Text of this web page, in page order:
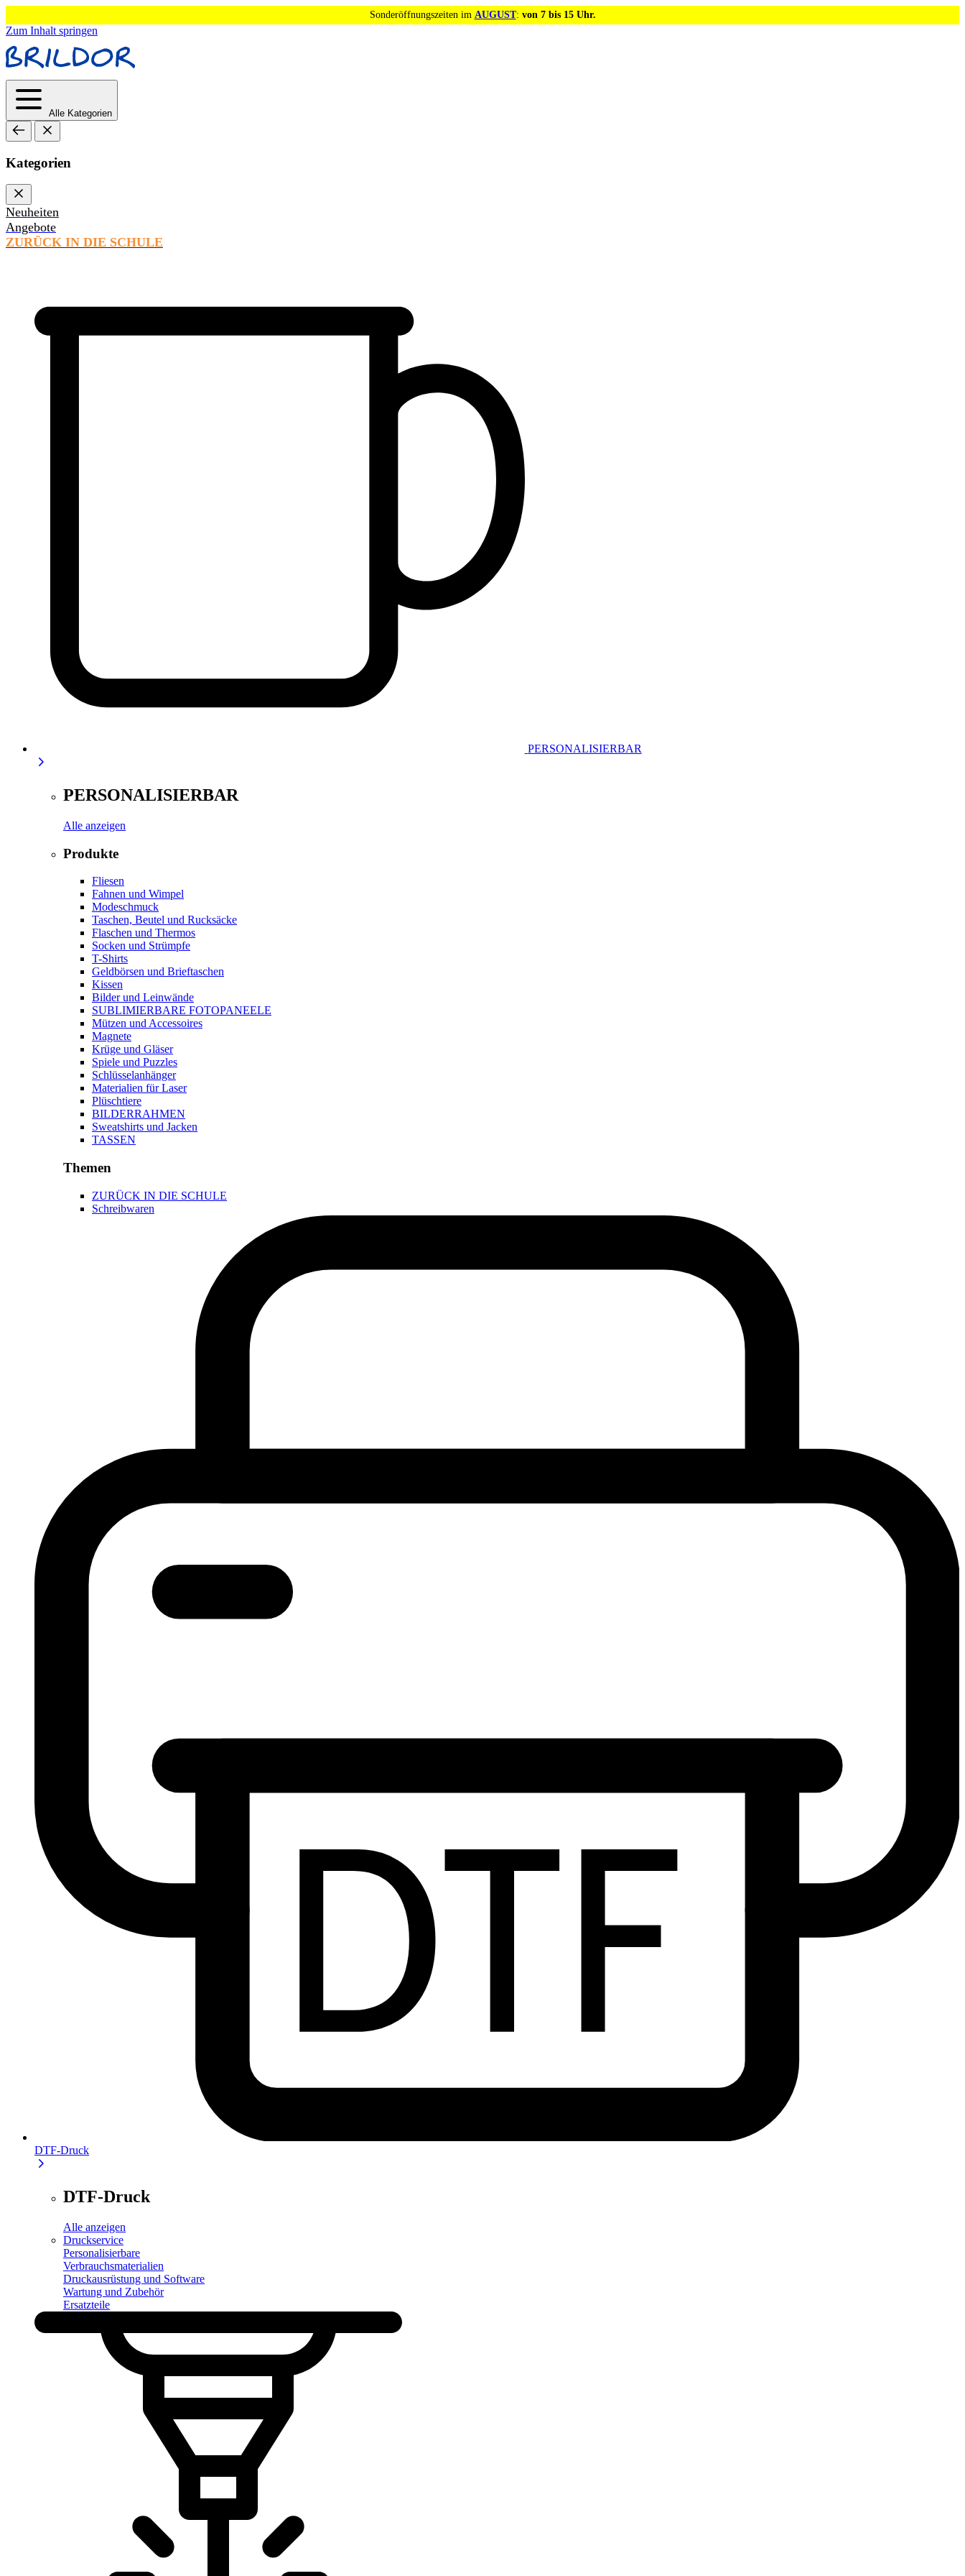
Sonderöffnungszeiten im AUGUST: von 7 bis 15 Uhr.
Zum Inhalt springen
Alle Kategorien
Kategorien
Neuheiten
Angebote
ZURÜCK IN DIE SCHULE
PERSONALISIERBAR
PERSONALISIERBAR
Alle anzeigen
Produkte
Fliesen
Fahnen und Wimpel
Modeschmuck
Taschen, Beutel und Rucksäcke
Flaschen und Thermos
Socken und Strümpfe
T-Shirts
Geldbörsen und Brieftaschen
Kissen
Bilder und Leinwände
SUBLIMIERBARE FOTOPANEELE
Mützen und Accessoires
Magnete
Krüge und Gläser
Spiele und Puzzles
Schlüsselanhänger
Materialien für Laser
Plüschtiere
BILDERRAHMEN
Sweatshirts und Jacken
TASSEN
Themen
ZURÜCK IN DIE SCHULE
Schreibwaren
DTF-Druck
DTF-Druck
Alle anzeigen
Druckservice
Personalisierbare
Verbrauchsmaterialien
Druckausrüstung und Software
Wartung und Zubehör
Ersatzteile